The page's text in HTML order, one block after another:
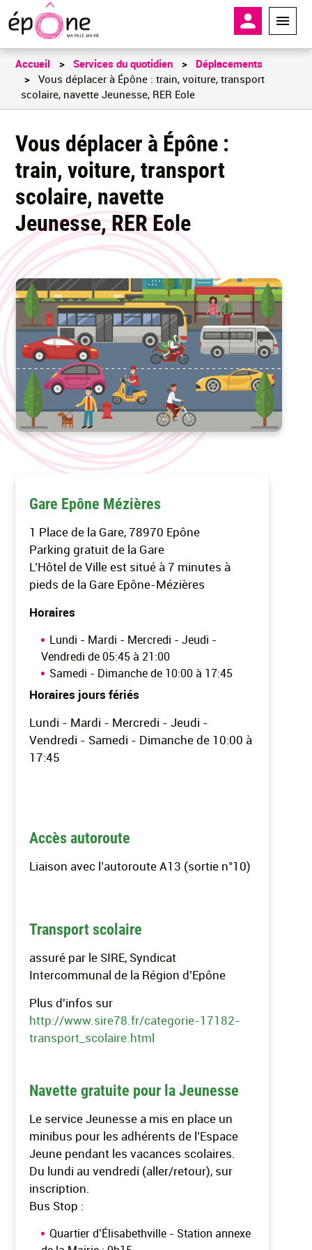
principal
En-tête -
Accueil Services du quotidien
Déplacements
Vous déplacer à Épône : train, voiture, transport
scolaire, navette Jeunesse, RER Eole
Vous déplacer à Épône :
train, voiture, transport
scolaire, navette
Jeunesse, RER Eole
Gare Epône Mézières
1 Place de la Gare, 78970 Epône
Parking gratuit de la Gare
L’Hôtel de Ville est situé à 7 minutes à
pieds de la Gare Epône-Mézières
Horaires
Lundi - Mardi - Mercredi - Jeudi -
Vendredi de 05:45 à 21:00
Samedi - Dimanche de 10:00 à 17:45
Horaires jours fériés
Lundi - Mardi - Mercredi - Jeudi -
Vendredi - Samedi - Dimanche de 10:00 à
17:45
Accès autoroute
Liaison avec l’autoroute A13 (sortie n°10)
Transport scolaire
assuré par le SIRE, Syndicat
Intercommunal de la Région d’Epône
Plus d'infos sur
http://www.sire78.fr/categorie-17182-
transport_scolaire.html
Navette gratuite pour la Jeunesse
Le service Jeunesse a mis en place un
minibus pour les adhérents de l’Espace
Jeune pendant les vacances scolaires.
Du lundi au vendredi (aller/retour), sur
inscription.
Bus Stop :
Quartier d’Élisabethville - Station annexe